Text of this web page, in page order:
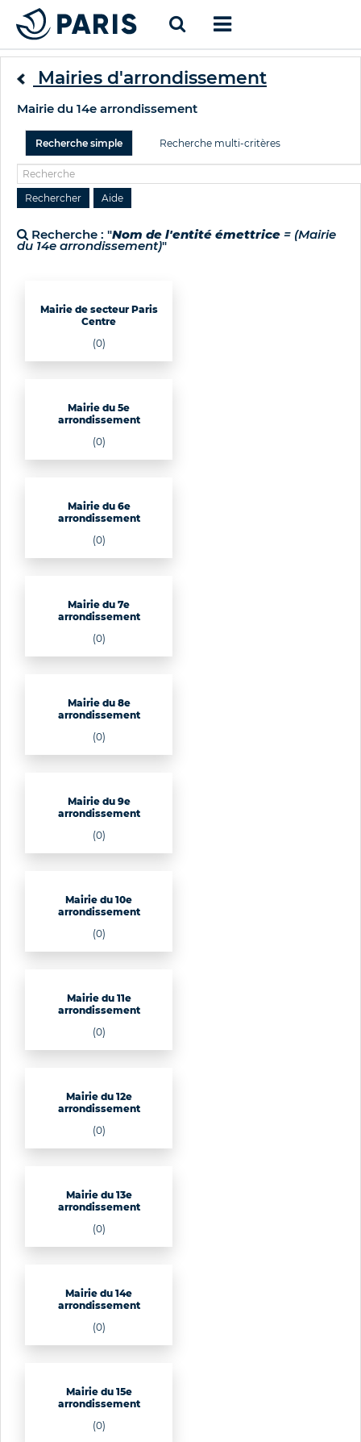
Mairies d'arrondissement
Mairie du 14e arrondissement
Recherche simple Recherche multi-critères
Recherche : "Nom de l'entité émettrice = (Mairie
du 14e arrondissement)"
Mairie de secteur Paris
Centre
(0)
Mairie du 5e
arrondissement
(0)
Mairie du 6e
arrondissement
(0)
Mairie du 7e
arrondissement
(0)
Mairie du 8e
arrondissement
(0)
Mairie du 9e
arrondissement
(0)
Mairie du 10e
arrondissement
(0)
Mairie du 11e
arrondissement
(0)
Mairie du 12e
arrondissement
(0)
Mairie du 13e
arrondissement
(0)
Mairie du 14e
arrondissement
(0)
Mairie du 15e
arrondissement
(0)